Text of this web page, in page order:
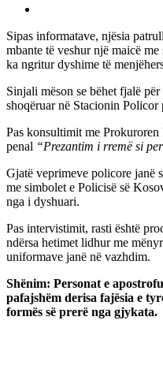
Sipas informatave, njësia
mbante të veshur një maicë
ka ngritur dyshime të
Sinjali mëson se bëhet fjalë
shoqëruar në Stacionin
Pas konsultimit me
penal “Prezantim i rremë si
Gjatë veprimeve policore janë
me simbolet e Policisë së
nga i dyshuari.
Pas intervistimit, rasti është
ndërsa hetimet lidhur me
uniformave janë në vazhdim.
Shënim: Personat e
pafajshëm derisa fajësia e
formës së prerë nga gjykata.